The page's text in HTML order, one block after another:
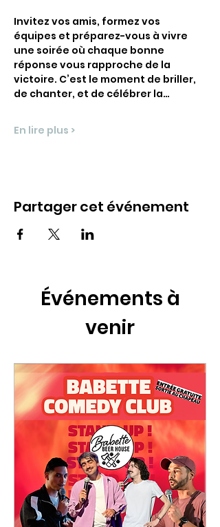
Invitez vos amis, formez vos
équipes et préparez-vous à vivre
une soirée où chaque bonne
réponse vous rapproche de la
victoire. C’est le moment de briller,
de chanter, et de célébrer la…
En lire plus >
Partager cet événement
Événements à
venir